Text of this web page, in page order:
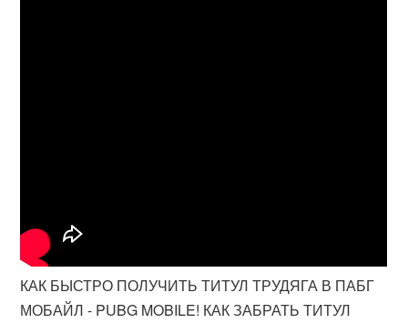
КАК БЫСТРО ПОЛУЧИТЬ ТИТУЛ ТРУДЯГА В ПАБГ
МОБАЙЛ - PUBG MOBILE! КАК ЗАБРАТЬ ТИТУЛ